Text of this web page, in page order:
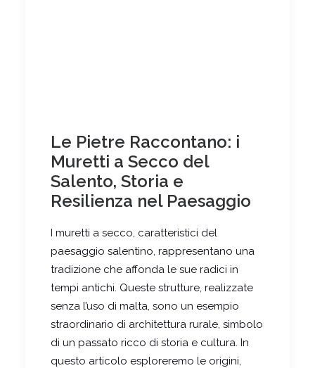
Le Pietre Raccontano: i
Muretti a Secco del
Salento, Storia e
Resilienza nel Paesaggio
I muretti a secco, caratteristici del
paesaggio salentino, rappresentano una
tradizione che affonda le sue radici in
tempi antichi. Queste strutture, realizzate
senza l’uso di malta, sono un esempio
straordinario di architettura rurale, simbolo
di un passato ricco di storia e cultura. In
questo articolo esploreremo le origini,